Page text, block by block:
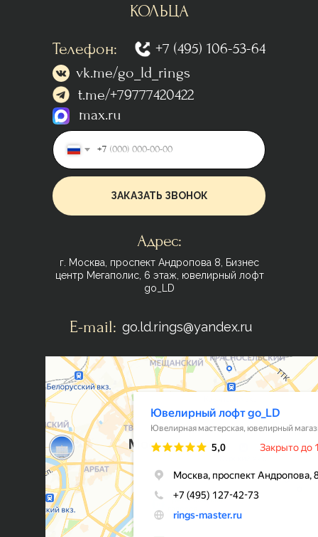
КОЛЬЦА
Телефон:
+7 (495) 106-53-64
vk.me/go_ld_rings
Адрес:
г. Москва, проспект Андропова 8, Бизнес
центр Мегаполис, 6 этаж, ювелирный лофт
go_LD
E-mail: go.ld.rings@yandex.ru
t.me/+79777420422
max.ru
+7
ЗАКАЗАТЬ ЗВОНОК